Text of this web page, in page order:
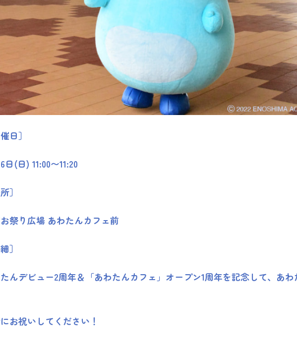
日］
日(日) 11:00〜11:20
］
祭り広場 あわたんカフェ前
］
んデビュー2周年＆「あわたんカフェ」オープン1周年を記念して、あ
お祝いしてください！